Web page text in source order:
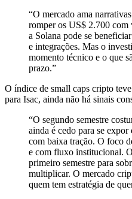
“O mercado ama
romper os US$ 2.700 com
a Solana pode se
e integrações. Mas o
momento técnico e o que
prazo.”
O índice de small caps cripto
para Isac, ainda não há sinais
“O segundo semestre
ainda é cedo para se
com baixa tração. O foco
e com fluxo institucional.
primeiro semestre para
multiplicar. O mercado
quem tem estratégia de